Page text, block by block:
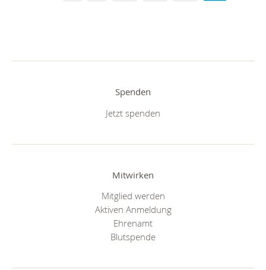
Spenden
Jetzt spenden
Mitwirken
Mitglied werden
Aktiven Anmeldung
Ehrenamt
Blutspende